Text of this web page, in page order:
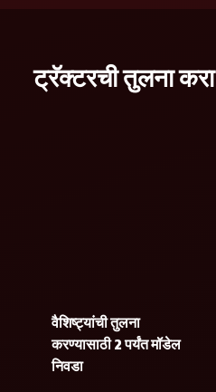
ट्रॅक्टरची तुलना करा
वैशिष्ट्यांची तुलना
करण्यासाठी 2 पर्यंत मॉडेल
निवडा